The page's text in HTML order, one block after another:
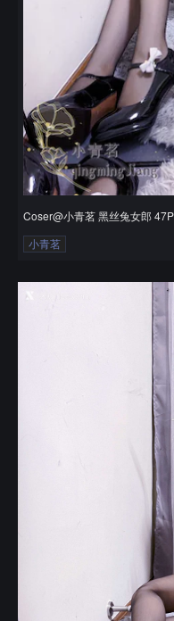
Coser@小青茗 黑丝兔女郎
小青茗